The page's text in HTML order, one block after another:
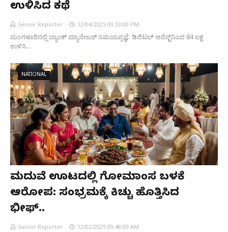
ಉಳಿಸಿದ ಕಥೆ
Senior Reporter 12/04/2025 09:33:00 PM
ಮಂಗಳೂರಿನಲ್ಲಿ ಬ್ಯಾಂಕ್ ಮ್ಯಾನೇಜರ್ ಸಮಯಪ್ರಜ್ಞೆ: ಡಿಜಿಟಲ್ ಅರೆಸ್ಟ್‌ನಿಂದ 84 ಲಕ್ಷ
ಉಳಿಸಿ…
NATIONAL
ಮದುವೆ ಊಟದಲ್ಲಿ ಗೋಮಾಂಸ ಬಳಕೆ
ಆರೋಪ: ಸಂಭ್ರಮಕ್ಕೆ ಕಿಚ್ಚು ಹೊತ್ತಿಸಿದ
ಭೀಫ್..
Senior Reporter 12/02/2025 09:48:00 AM